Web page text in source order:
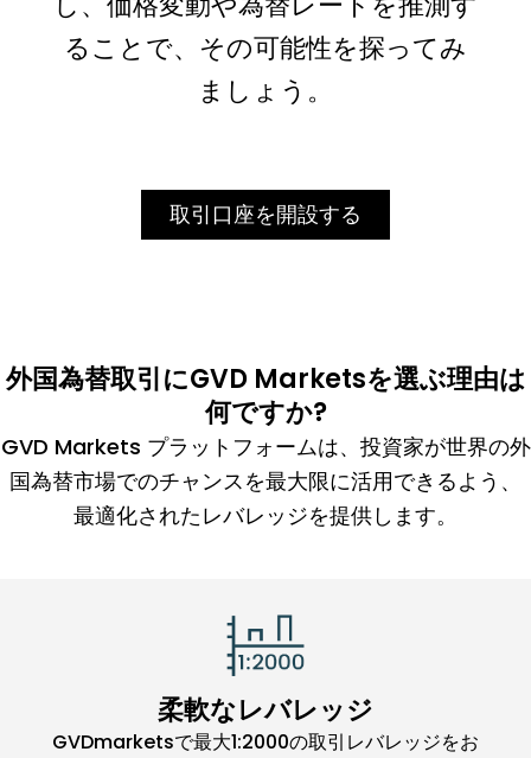
ることで、その可能性を探ってみ
ましょう。
取引口座を開設する
外国為替取引にGVD Marketsを選ぶ理由は
何ですか?
GVD Markets プラットフォームは、投資家が世界の外
国為替市場でのチャンスを最大限に活用できるよう、
最適化されたレバレッジを提供します。
柔軟なレバレッジ
GVDmarketsで最大1:2000の取引レバレッジをお